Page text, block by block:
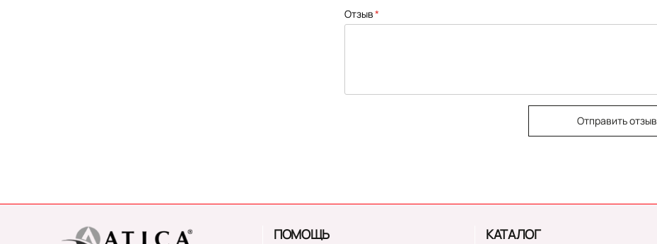
Отзыв
Отправить отзыв
ПОМОЩЬ КАТАЛОГ